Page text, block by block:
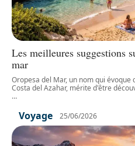
Les meilleures suggestions
mar
Oropesa del Mar, un nom qui évoque
Costa del Azahar, mérite d'être
…
Voyage 25/06/2026